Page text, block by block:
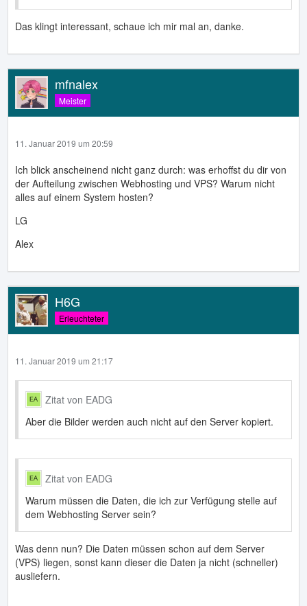
Das klingt interessant, schaue ich mir mal an, danke.
mfnalex
Meister
11. Januar 2019 um 20:59
Ich blick anscheinend nicht ganz durch: was erhoffst du dir von
der Aufteilung zwischen Webhosting und VPS? Warum nicht
alles auf einem System hosten?
LG
Alex
H6G
Erleuchteter
11. Januar 2019 um 21:17
Zitat von EADG
Aber die Bilder werden auch nicht auf den Server kopiert.
Zitat von EADG
Warum müssen die Daten, die ich zur Verfügung stelle auf
dem Webhosting Server sein?
Was denn nun? Die Daten müssen schon auf dem Server
(VPS) liegen, sonst kann dieser die Daten ja nicht (schneller)
ausliefern.